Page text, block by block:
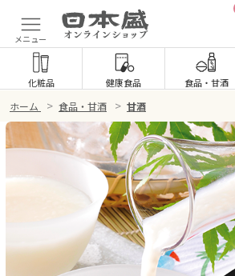
メニュー
化粧品 健康食品 食品・ 甘酒
ホーム > 食品・甘酒 > 甘酒